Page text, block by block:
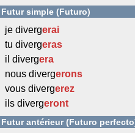
Futur simple (Futuro)
je divergerai
tu divergeras
il divergera
nous divergerons
vous divergerez
ils divergeront
Futur antérieur (Futuro